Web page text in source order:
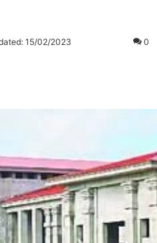
15/02/2023 0